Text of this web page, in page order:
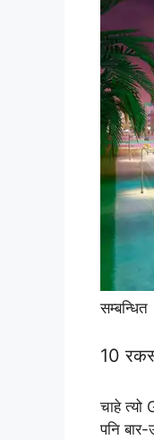
सम्बन्धित
10
चाहे
पनि